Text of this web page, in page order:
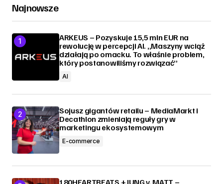
Najnowsze
ARKEUS – Pozyskuje 15,5 mln EUR na
rewolucję w percepcji AI. „Maszyny wciąż
działają po omacku. To właśnie problem,
który postanowiliśmy rozwiązać”
AI
Sojusz gigantów retailu – MediaMarkt i
Decathlon zmieniają reguły gry w
marketingu ekosystemowym
E-commerce
180HEARTBEATS + JUNG v. MATT –